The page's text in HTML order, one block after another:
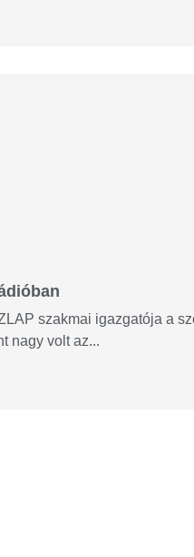
szakmai igazgatója a
nagy volt az...